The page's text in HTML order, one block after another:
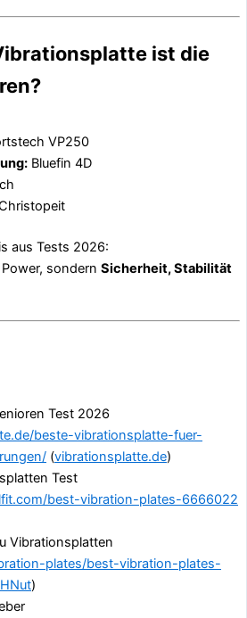
ist die
VP250
Bluefin 4D
aus Tests 2026:
sondern Sicherheit, Stabilität
Test 2026
beste-vibrationsplatte-fuer-
(vibrationsplatte.de)
Test
best-vibration-plates-6666022
Vibrationsplatten
plates/best-vibration-plates-
)